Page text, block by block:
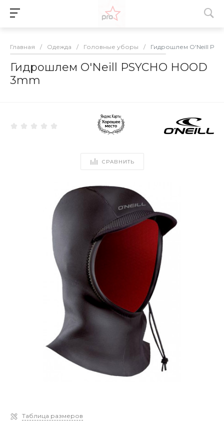
Главная / Одежда / Головные уборы / Гидрошлем O'Neill
Гидрошлем O'Neill PSYCHO HOOD
3mm
СРАВНИТЬ
Таблица размеров